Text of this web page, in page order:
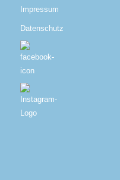
Impressum
Datenschutz